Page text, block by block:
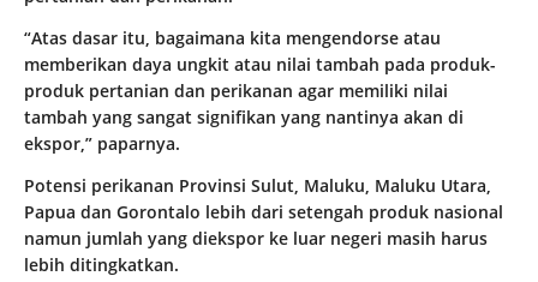
“Atas dasar itu, bagaimana kita mengendorse atau
memberikan daya ungkit atau nilai tambah pada produk-
produk pertanian dan perikanan agar memiliki nilai
tambah yang sangat signifikan yang nantinya akan di
ekspor,” paparnya.
Potensi perikanan Provinsi Sulut, Maluku, Maluku Utara,
Papua dan Gorontalo lebih dari setengah produk nasional
namun jumlah yang diekspor ke luar negeri masih harus
lebih ditingkatkan.